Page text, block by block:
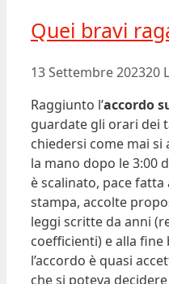
Quei bravi
13 Settembre 202320
Raggiunto l’accordo
guardate gli orari dei
chiedersi come mai
la mano dopo le 3:00
è scalinato, pace
stampa, accolte
leggi scritte da anni
coefficienti) e alla
l’accordo è quasi
che si poteva